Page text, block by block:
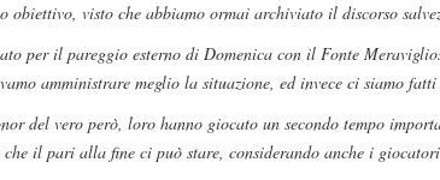
obiettivo, visto che abbiamo ormai archiviato il discorso
per il pareggio esterno di Domenica con il Fonte
amministrare meglio la situazione, ed invece ci siamo fatti
del vero però, loro hanno giocato un secondo tempo
il pari alla fine ci può stare, considerando anche i